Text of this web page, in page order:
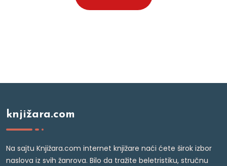
knjižara.com
Na sajtu Knjižara.com internet knjižare naći ćete širok izbor
naslova iz svih žanrova. Bilo da tražite beletristiku, stručnu